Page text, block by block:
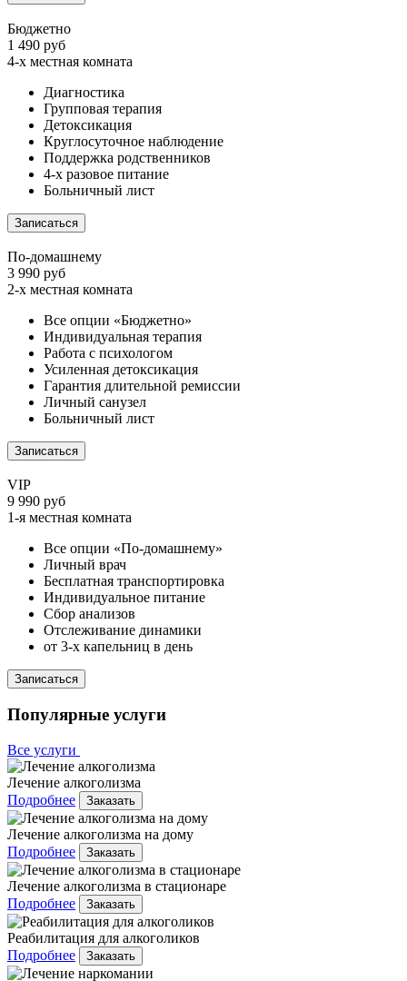
Бюджетно
1 490 руб
4-х местная комната
Диагностика
Групповая терапия
Детоксикация
Круглосуточное наблюдение
Поддержка родственников
4-х разовое питание
Больничный лист
Записаться
По-домашнему
3 990 руб
2-х местная комната
Все опции «Бюджетно»
Индивидуальная терапия
Работа с психологом
Усиленная детоксикация
Гарантия длительной ремиссии
Личный санузел
Больничный лист
Записаться
VIP
9 990 руб
1-я местная комната
Все опции «По-домашнему»
Личный врач
Бесплатная транспортировка
Индивидуальное питание
Сбор анализов
Отслеживание динамики
от 3-х капельниц в день
Записаться
Популярные услуги
Все услуги
Лечение алкоголизма
Подробнее
Заказать
Лечение алкоголизма на дому
Подробнее
Заказать
Лечение алкоголизма в стационаре
Подробнее
Заказать
Реабилитация для алкоголиков
Подробнее
Заказать